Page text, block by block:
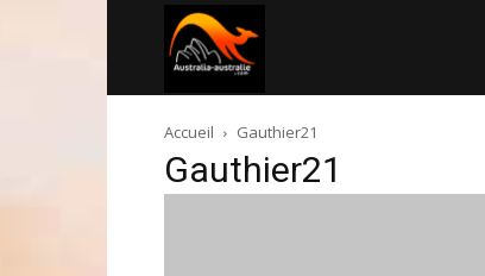
australie.com
Accueil Gauthier21
Gauthier21